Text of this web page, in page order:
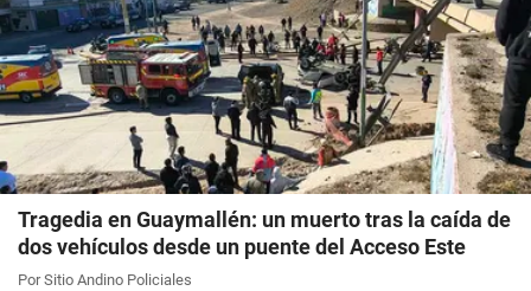
Tragedia en Guaymallén: un muerto tras la caída de
dos vehículos desde un puente del Acceso Este
Por Sitio Andino Policiales